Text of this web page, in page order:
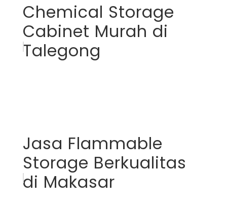
Chemical Storage
Cabinet Murah di
Talegong
Jasa Flammable
Storage Berkualitas
di Makasar